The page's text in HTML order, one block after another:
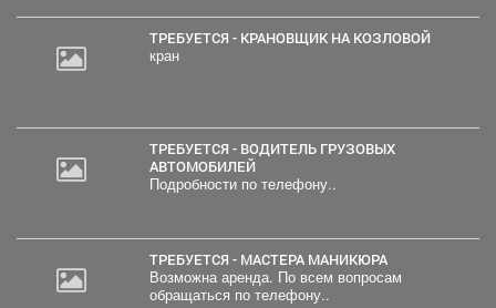
ТРЕБУЕТСЯ - КРАНОВЩИК НА КОЗЛОВОЙ
кран
ТРЕБУЕТСЯ - ВОДИТЕЛЬ ГРУЗОВЫХ
АВТОМОБИЛЕЙ
Подробности по телефону..
ТРЕБУЕТСЯ - МАСТЕРА МАНИКЮРА
Возможна аренда. По всем вопросам
обращаться по телефону..